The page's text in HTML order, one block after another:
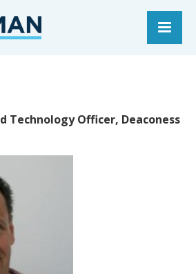
Technology Officer, Deaconess